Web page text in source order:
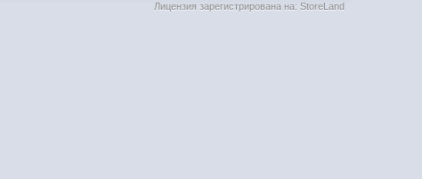
Лицензия зарегистрирована на: StoreLand